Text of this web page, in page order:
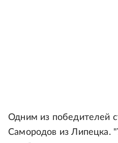
Одним из победителей
Самородов из Липецка.